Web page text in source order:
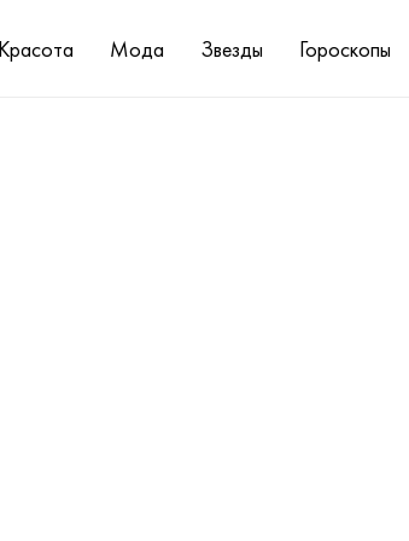
Красота Мода Звезды Гороскопы